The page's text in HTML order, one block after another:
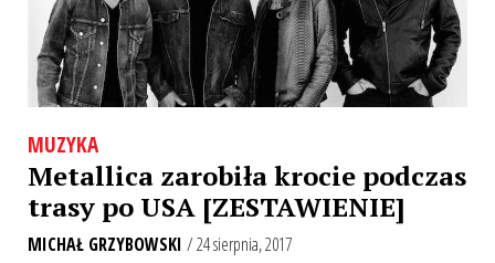
MUZYKA
Metallica zarobiła krocie podczas
trasy po USA [ZESTAWIENIE]
MICHAŁ GRZYBOWSKI / 24 sierpnia, 2017